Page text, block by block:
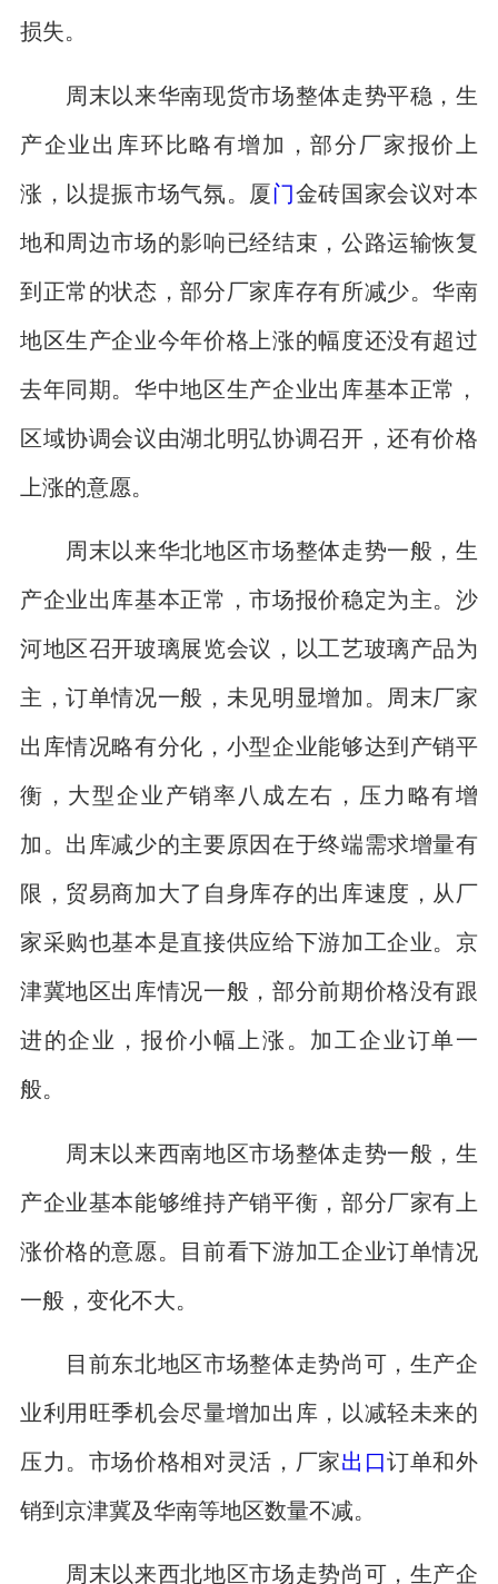
损失。
周末以来华南现货市场整体走势平稳，生
产企业出库环比略有增加，部分厂家报价上
涨，以提振市场气氛。厦门金砖国家会议对本
地和周边市场的影响已经结束，公路运输恢复
到正常的状态，部分厂家库存有所减少。华南
地区生产企业今年价格上涨的幅度还没有超过
去年同期。华中地区生产企业出库基本正常，
区域协调会议由湖北明弘协调召开，还有价格
上涨的意愿。
周末以来华北地区市场整体走势一般，生
产企业出库基本正常，市场报价稳定为主。沙
河地区召开玻璃展览会议，以工艺玻璃产品为
主，订单情况一般，未见明显增加。周末厂家
出库情况略有分化，小型企业能够达到产销平
衡，大型企业产销率八成左右，压力略有增
加。出库减少的主要原因在于终端需求增量有
限，贸易商加大了自身库存的出库速度，从厂
家采购也基本是直接供应给下游加工企业。京
津冀地区出库情况一般，部分前期价格没有跟
进的企业，报价小幅上涨。加工企业订单一
般。
周末以来西南地区市场整体走势一般，生
产企业基本能够维持产销平衡，部分厂家有上
涨价格的意愿。目前看下游加工企业订单情况
一般，变化不大。
目前东北地区市场整体走势尚可，生产企
业利用旺季机会尽量增加出库，以减轻未来的
压力。市场价格相对灵活，厂家出口订单和外
销到京津冀及华南等地区数量不减。
周末以来西北地区市场走势尚可，生产企